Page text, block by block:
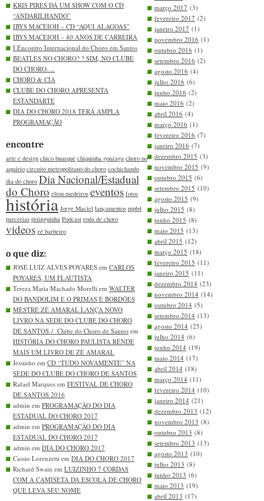
KRIS PIRES DÁ UM SHOW COM O CD
“ANDARILHANDO”
IBYS MACEIOH – CD “AQUI ALAGOAS”
IBYS MACEIOH – 40 ANOS DE CARREIRA
I Encontro Internacional do Choro em Santos
BEATLES NO CHORO? ? SIM, NO CLUBE
DO CHORO….
CHORO & CIA
CLUBE DO CHORO APRESENTA
ESTANDARTE
DIA DO CHORO 2018 TERÁ AMPLA
PROGRAMAÇÃO
encontre
arte e design chico buarque chiquinha gonzaga choro no
aquário circuito metropolitano do choro cochichando
dia do choro Dia Nacional/Estadual
do Choro elton medeiros eventos fotos
história Jorge Maciel lançamentos mpb4
parcerias pixinguinha Podcast roda de choro
videos zé barbeiro
o que diz:
JOSÉ LUIZ ALVES POYARES em CARLOS
POYARES, UM FLAUTISTA
Tereza Maria Machado Morelli em WALTER
DO BANDOLIM E O PRIMAS E BORDÕES
MESTRE ZÉ AMARAL LANÇA NOVO
LIVRO NA SEDE DO CLUBE DO CHORO
DE SANTOS / Clube do Choro de Santos em
HISTÓRIA DO CHORO PAULISTA RENDE
MAIS UM LIVRO DE ZÉ AMARAL
Jessinho em CD “TUDO NOVAMENTE” NA
SEDE DO CLUBE DO CHORO DE SANTOS
Rafael Marques em FESTIVAL DE CHORO
DE SANTOS 2016
admin em PROGRAMAÇÃO DO DIA
ESTADUAL DO CHORO 2017
admin em PROGRAMAÇÃO DO DIA
ESTADUAL DO CHORO 2017
admin em DIA DO CHORO 2017
Cassio Lorenzetti em DIA DO CHORO 2017
Richard Swain em LUIZINHO 7 CORDAS
COM A CAMISETA DA ESCOLA DE CHORO
QUE LEVA SEU NOME
março 2017 (3)
fevereiro 2017 (2)
janeiro 2017 (1)
novembro 2016 (1)
outubro 2016 (1)
setembro 2016 (2)
agosto 2016 (4)
julho 2016 (6)
junho 2016 (2)
maio 2016 (2)
abril 2016 (4)
março 2016 (1)
fevereiro 2016 (7)
janeiro 2016 (7)
dezembro 2015 (3)
novembro 2015 (9)
outubro 2015 (6)
setembro 2015 (10)
agosto 2015 (9)
julho 2015 (8)
junho 2015 (8)
maio 2015 (13)
abril 2015 (12)
março 2015 (18)
fevereiro 2015 (11)
janeiro 2015 (11)
dezembro 2014 (23)
novembro 2014 (14)
outubro 2014 (5)
setembro 2014 (13)
agosto 2014 (25)
julho 2014 (6)
junho 2014 (19)
maio 2014 (17)
abril 2014 (18)
março 2014 (11)
fevereiro 2014 (10)
janeiro 2014 (21)
dezembro 2013 (12)
novembro 2013 (8)
outubro 2013 (8)
setembro 2013 (13)
agosto 2013 (10)
julho 2013 (8)
junho 2013 (6)
maio 2013 (19)
abril 2013 (17)